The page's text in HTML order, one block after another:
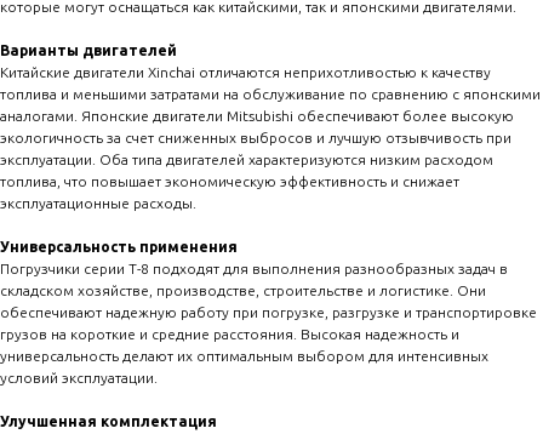
которые могут оснащаться как китайскими, так и японскими двигателями.
Варианты двигателей
Китайские двигатели Xinchai отличаются неприхотливостью к качеству
топлива и меньшими затратами на обслуживание по сравнению с японскими
аналогами. Японские двигатели Mitsubishi обеспечивают более высокую
экологичность за счет сниженных выбросов и лучшую отзывчивость при
эксплуатации. Оба типа двигателей характеризуются низким расходом
топлива, что повышает экономическую эффективность и снижает
эксплуатационные расходы.
Универсальность применения
Погрузчики серии T-8 подходят для выполнения разнообразных задач в
складском хозяйстве, производстве, строительстве и логистике. Они
обеспечивают надежную работу при погрузке, разгрузке и транспортировке
грузов на короткие и средние расстояния. Высокая надежность и
универсальность делают их оптимальным выбором для интенсивных
условий эксплуатации.
Улучшенная комплектация